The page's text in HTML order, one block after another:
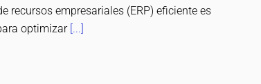
recursos empresariales (ERP) eficiente es
optimizar [...]